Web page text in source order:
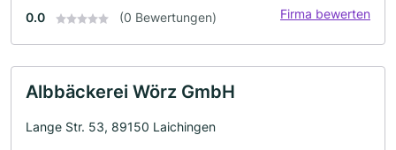
0.0 (0 Bewertungen) Firma bewerten
Albbäckerei Wörz GmbH
Lange Str. 53, 89150 Laichingen